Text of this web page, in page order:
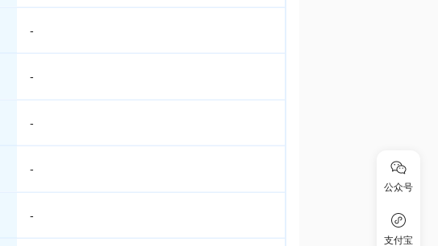
-
-
-
-
-
公众号
支付宝